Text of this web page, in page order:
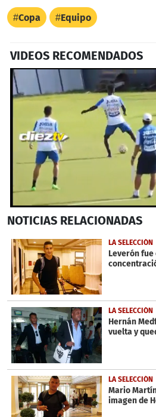
Copa Equipo
VIDEOS RECOMENDADOS
seconds
1
minute,
32
seconds
NOTICIAS RELACIONADAS
LA SELECCIÓN
Leverón
LA SELECCIÓN
Hernán
vuelta y
LA SELECCIÓN
Mario
imagen de